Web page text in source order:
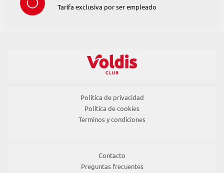
Tarifa exclusiva por ser empleado
Política de privacidad
Política de cookies
Terminos y condiciones
Contacto
Preguntas frecuentes